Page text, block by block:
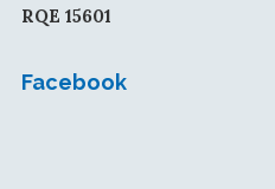
RQE 15601
Facebook